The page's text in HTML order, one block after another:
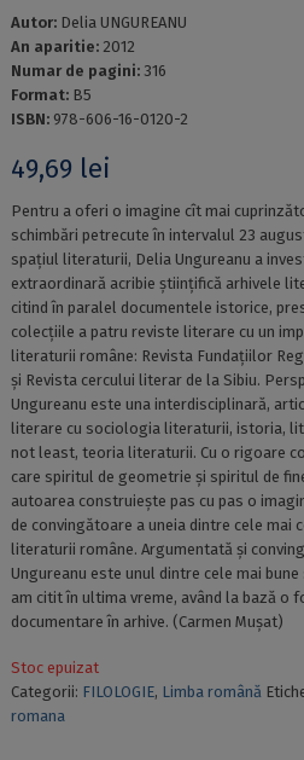
Autor: Delia UNGUREANU
An aparitie: 2012
Numar de pagini: 316
Format: B5
ISBN: 978-606-16-0120-2
49,69 lei
Pentru a oferi o imagine cît mai
schimbări petrecute în intervalul 23
spațiul literaturii, Delia Ungureanu a
extraordinară acribie științifică arhivele
citind în paralel documentele istorice,
colecțiile a patru reviste literare cu un
literaturii române: Revista Fundațiilor
și Revista cercului literar de la Sibiu.
Ungureanu este una interdisciplinară,
literare cu sociologia literaturii, istoria,
not least, teoria literaturii. Cu o rigoare
care spiritul de geometrie și spiritul de
autoarea construiește pas cu pas o
de convingătoare a uneia dintre cele mai
literaturii române. Argumentată și
Ungureanu este unul dintre cele mai
am citit în ultima vreme, având la bază o
documentare în arhive. (Carmen Mușat)
Stoc epuizat
Categorii: FILOLOGIE, Limba română
romana